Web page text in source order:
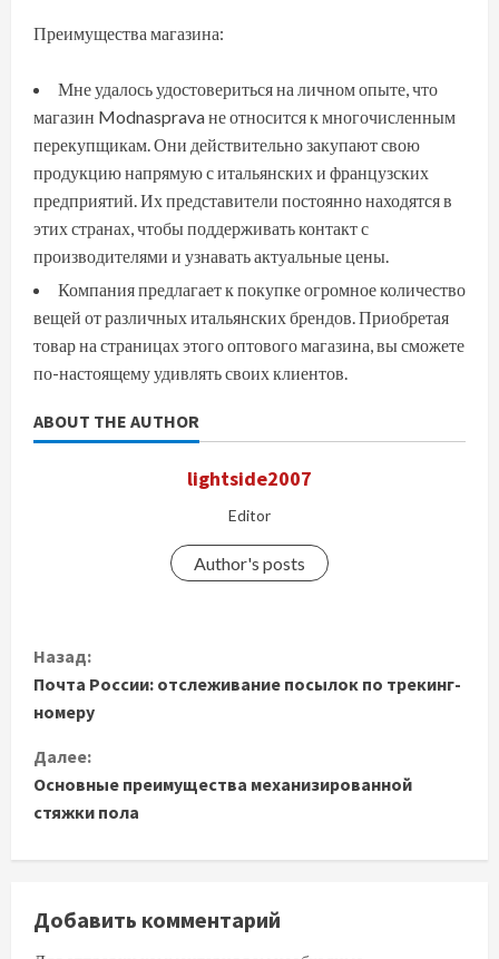
Преимущества магазина:
Мне удалось удостовериться на личном опыте, что
магазин Modnasprava не относится к многочисленным
перекупщикам. Они действительно закупают свою
продукцию напрямую с итальянских и французских
предприятий. Их представители постоянно находятся в
этих странах, чтобы поддерживать контакт с
производителями и узнавать актуальные цены.
Компания предлагает к покупке огромное количество
вещей от различных итальянских брендов. Приобретая
товар на страницах этого оптового магазина, вы сможете
по-настоящему удивлять своих клиентов.
ABOUT THE AUTHOR
lightside2007
Editor
Author's posts
П
р
о
д
ж
Назад:
Почта России: отслеживание посылок по трекинг-
номеру
Далее:
Основные преимущества механизированной
стяжки пола
Добавить комментарий